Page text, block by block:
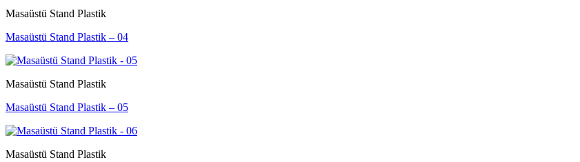
Masaüstü Stand Plastik
Masaüstü Stand Plastik – 04
Masaüstü Stand Plastik
Masaüstü Stand Plastik – 05
Masaüstü Stand Plastik